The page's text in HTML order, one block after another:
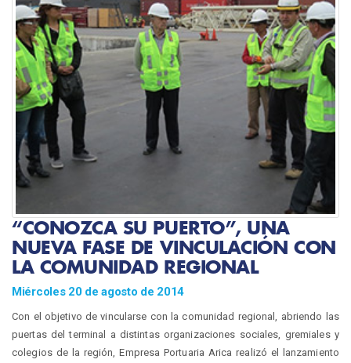
“CONOZCA SU PUERTO”, UNA
NUEVA FASE DE VINCULACIÓN CON
LA COMUNIDAD REGIONAL
Miércoles 20 de agosto de 2014
Con el objetivo de vincularse con la comunidad regional, abriendo las
puertas del terminal a distintas organizaciones sociales, gremiales y
colegios de la región, Empresa Portuaria Arica realizó el lanzamiento